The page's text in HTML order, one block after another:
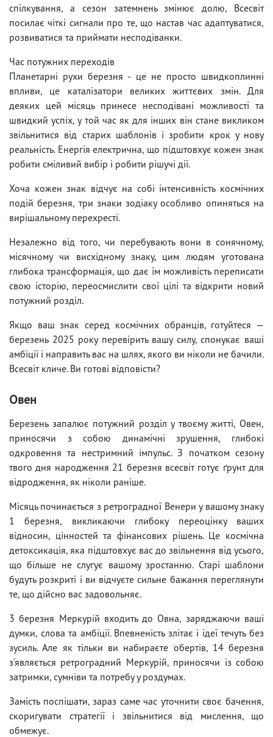
спілкування, а сезон затемнень змінює долю, Всесвіт
посилає чіткі сигнали про те, що настав час адаптуватися,
розвиватися та приймати несподіванки.
Час потужних переходів
Планетарні рухи березня - це не просто швидкоплинні
впливи, це каталізатори великих життєвих змін. Для
деяких цей місяць принесе несподівані можливості та
швидкий успіх, у той час як для інших він стане викликом
звільнитися від старих шаблонів і зробити крок у нову
реальність. Енергія електрична, що підштовхує кожен знак
робити сміливий вибір і робити рішучі дії.
Хоча кожен знак відчує на собі інтенсивність космічних
подій березня, три знаки зодіаку особливо опиняться на
вирішальному перехресті.
Незалежно від того, чи перебувають вони в сонячному,
місячному чи висхідному знаку, цим людям уготована
глибока трансформація, що дає їм можливість переписати
свою історію, переосмислити свої цілі та відкрити новий
потужний розділ.
Якщо ваш знак серед космічних обранців, готуйтеся —
березень 2025 року перевірить вашу силу, спонукає ваші
амбіції і направить вас на шлях, якого ви ніколи не бачили.
Всесвіт кличе. Ви готові відповісти?
Овен
Березень запалює потужний розділ у твоєму житті, Овен,
приносячи з собою динамічні зрушення, глибокі
одкровення та нестримний імпульс. З початком сезону
твого дня народження 21 березня всесвіт готує ґрунт для
відродження, як ніколи раніше.
Місяць починається з ретроградної Венери у вашому знаку
1 березня, викликаючи глибоку переоцінку ваших
відносин, цінностей та фінансових рішень. Це космічна
детоксикація, яка підштовхує вас до звільнення від усього,
що більше не слугує вашому зростанню. Старі шаблони
будуть розкриті і ви відчуєте сильне бажання переглянути
те, що дійсно вас задовольняє.
3 березня Меркурій входить до Овна, заряджаючи ваші
думки, слова та амбіції. Впевненість злітає і ідеї течуть без
зусиль. Але як тільки ви набираєте обертів, 14 березня
з'являється ретроградний Меркурій, приносячи із собою
затримки, сумніви та потребу у роздумах.
Замість поспішати, зараз саме час уточнити своє бачення,
скоригувати стратегії і звільнитися від мислення, що
обмежує.